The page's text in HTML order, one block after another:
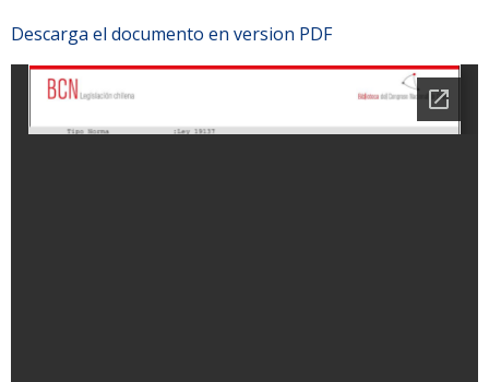
Descarga el documento en version PDF